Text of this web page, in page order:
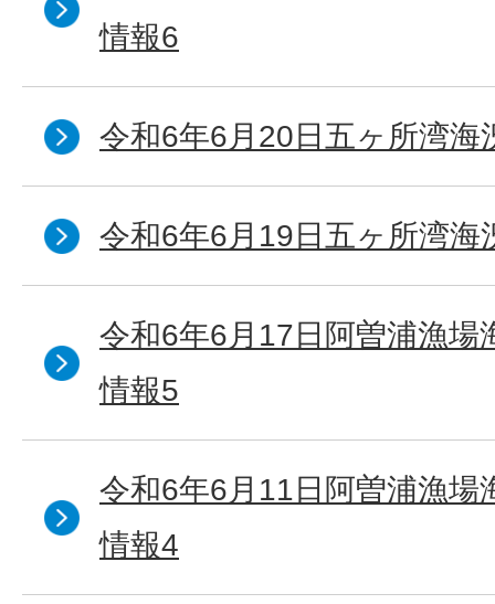
情報6
令和6年6月20日五ヶ所湾海
令和6年6月19日五ヶ所湾海
令和6年6月17日阿曽浦漁場
情報5
令和6年6月11日阿曽浦漁場
情報4